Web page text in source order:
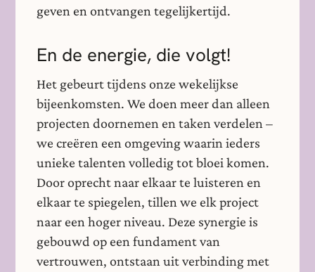
geven en ontvangen tegelijkertijd.
En de energie, die volgt!
Het gebeurt tijdens onze wekelijkse
bijeenkomsten. We doen meer dan alleen
projecten doornemen en taken verdelen –
we creëren een omgeving waarin ieders
unieke talenten volledig tot bloei komen.
Door oprecht naar elkaar te luisteren en
elkaar te spiegelen, tillen we elk project
naar een hoger niveau. Deze synergie is
gebouwd op een fundament van
vertrouwen, ontstaan uit verbinding met